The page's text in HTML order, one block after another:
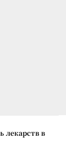
лекарств в